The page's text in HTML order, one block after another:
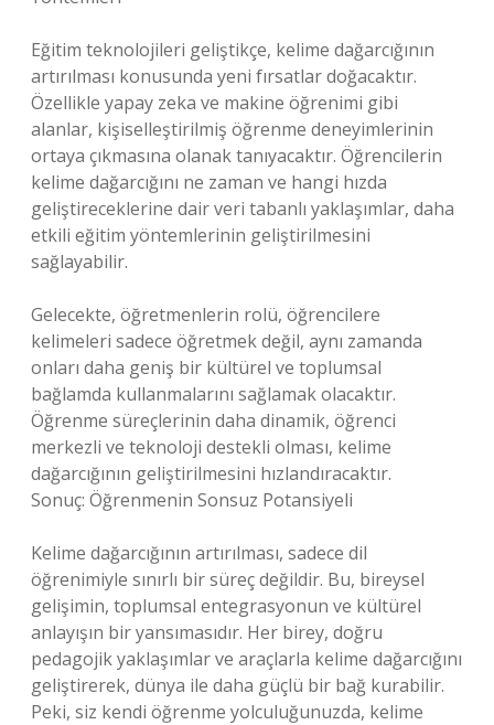
Eğitim teknolojileri geliştikçe, kelime dağarcığının
artırılması konusunda yeni fırsatlar doğacaktır.
Özellikle yapay zeka ve makine öğrenimi gibi
alanlar, kişiselleştirilmiş öğrenme deneyimlerinin
ortaya çıkmasına olanak tanıyacaktır. Öğrencilerin
kelime dağarcığını ne zaman ve hangi hızda
geliştireceklerine dair veri tabanlı yaklaşımlar, daha
etkili eğitim yöntemlerinin geliştirilmesini
sağlayabilir.
Gelecekte, öğretmenlerin rolü, öğrencilere
kelimeleri sadece öğretmek değil, aynı zamanda
onları daha geniş bir kültürel ve toplumsal
bağlamda kullanmalarını sağlamak olacaktır.
Öğrenme süreçlerinin daha dinamik, öğrenci
merkezli ve teknoloji destekli olması, kelime
dağarcığının geliştirilmesini hızlandıracaktır.
Sonuç: Öğrenmenin Sonsuz Potansiyeli
Kelime dağarcığının artırılması, sadece dil
öğrenimiyle sınırlı bir süreç değildir. Bu, bireysel
gelişimin, toplumsal entegrasyonun ve kültürel
anlayışın bir yansımasıdır. Her birey, doğru
pedagojik yaklaşımlar ve araçlarla kelime dağarcığını
geliştirerek, dünya ile daha güçlü bir bağ kurabilir.
Peki, siz kendi öğrenme yolculuğunuzda, kelime